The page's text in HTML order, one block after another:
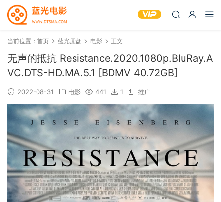
当前位置： 首页 蓝光原盘 电影 正文
无声的抵抗 Resistance.2020.1080p.BluRay.A
VC.DTS-HD.MA.5.1 [BDMV 40.72GB]
2022-08-31 电影 441 1 推广